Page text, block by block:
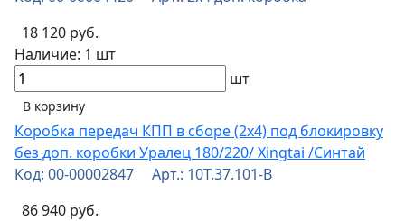
18 120 руб.
Наличие: 1 шт
шт
В корзину
Коробка передач КПП в сборе (2х4) под блокировку
без доп. коробки Уралец 180/220/ Xingtai /Синтай
Код: 00-00002847 Арт.: 10T.37.101-B
86 940 руб.